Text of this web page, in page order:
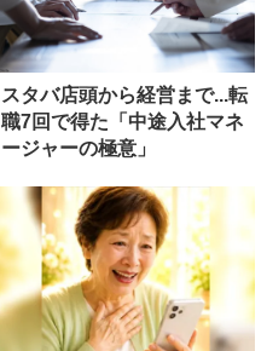
スタバ店頭から経営まで...転
職7回で得た「中途入社マネ
ージャーの極意」